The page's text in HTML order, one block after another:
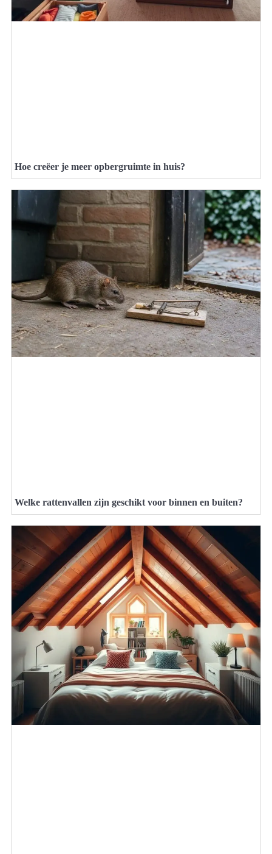
Hoe creëer je meer opbergruimte in huis?
Welke rattenvallen zijn geschikt voor binnen en buiten?